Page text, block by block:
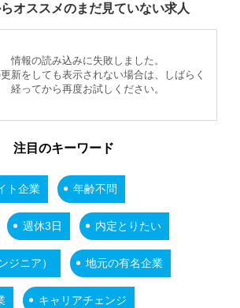
オススメのまだ見ていない求人
情報の読み込みに失敗しました。
新をしても表示されない場合は、しばらく
経ってから再度お試しください。
注目のキーワード
ト企業 年齢不問
週休3日 内定とりたい
ジニア） 地元の有名企業
キャリアチェンジ